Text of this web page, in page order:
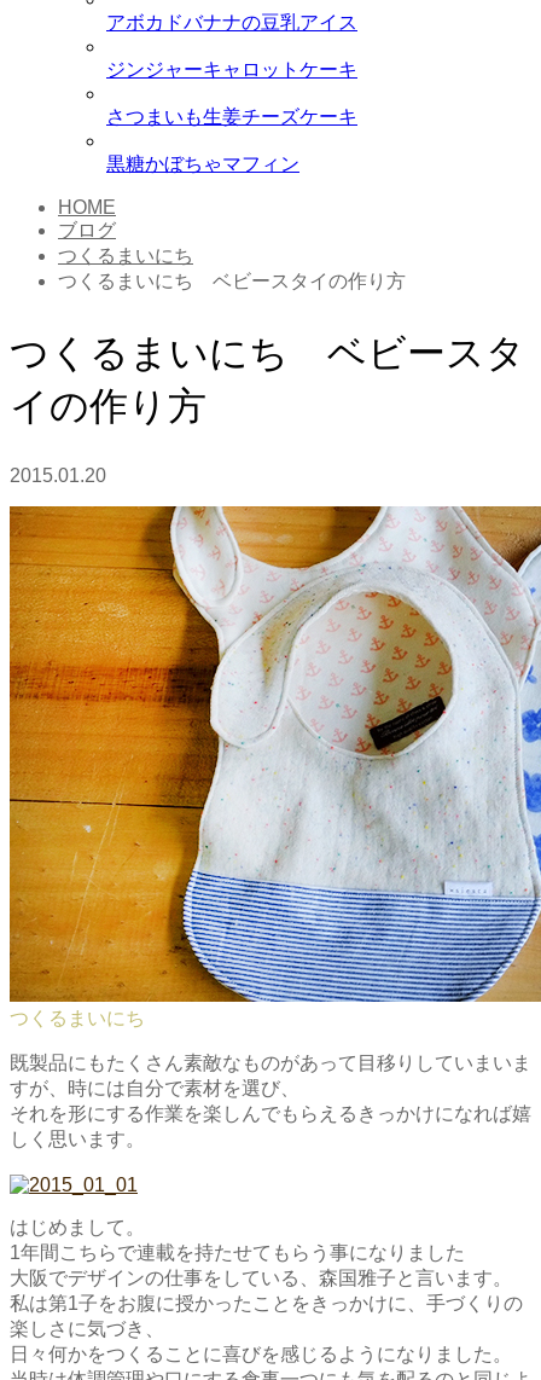
アボカドバナナの豆乳アイス
ジンジャーキャロットケーキ
さつまいも生姜チーズケーキ
黒糖かぼちゃマフィン
HOME
ブログ
つくるまいにち
つくるまいにち ベビースタイの作り方
つくるまいにち ベビースタ
イの作り方
2015.01.20
つくるまいにち
既製品にもたくさん素敵なものがあって目移りしていまいま
すが、時には自分で素材を選び、
それを形にする作業を楽しんでもらえるきっかけになれば嬉
しく思います。
はじめまして。
1年間こちらで連載を持たせてもらう事になりました
大阪でデザインの仕事をしている、森国雅子と言います。
私は第1子をお腹に授かったことをきっかけに、手づくりの
楽しさに気づき、
日々何かをつくることに喜びを感じるようになりました。